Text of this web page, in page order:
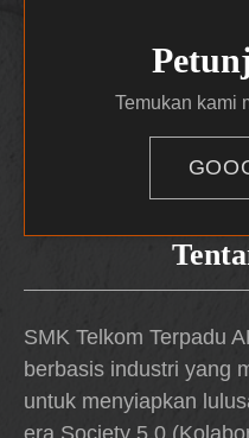
SMK Telkom Terpadu
berbasis industri yang
untuk menyiapkan
Temukan kami